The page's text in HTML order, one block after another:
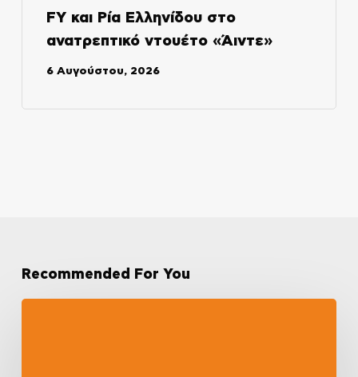
FY και Ρία Ελληνίδου στο
ανατρεπτικό ντουέτο «Άιντε»
6 Αυγούστου, 2026
Recommended For You